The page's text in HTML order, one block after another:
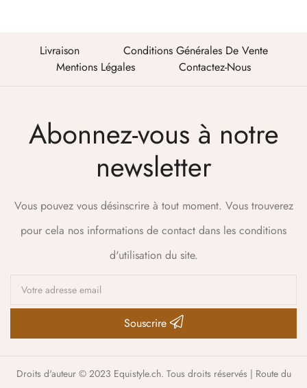
Livraison
Conditions Générales De Vente
Mentions Légales
Contactez-Nous
Abonnez-vous à notre
newsletter
Vous pouvez vous désinscrire à tout moment. Vous trouverez
pour cela nos informations de contact dans les conditions
d'utilisation du site.
Souscrire
Droits d'auteur © 2023 Equistyle.ch. Tous droits réservés | Route du